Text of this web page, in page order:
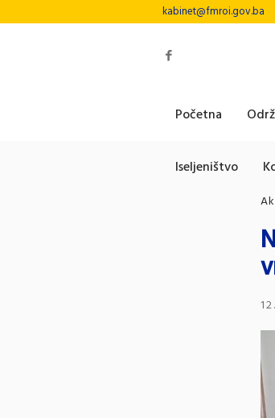
kabinet@fmroi.gov.ba
Početna
Iseljeništvo